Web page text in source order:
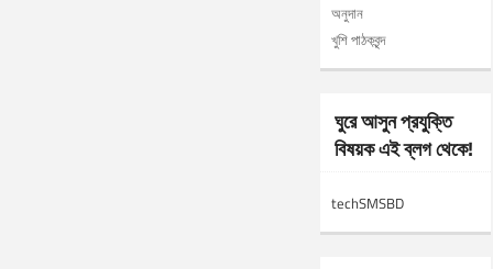
অনুদান
খুশি পাঠকবৃন্দ
ঘুরে আসুন প্রযুক্তি
বিষয়ক এই ব্লগ থেকে!
techSMSBD